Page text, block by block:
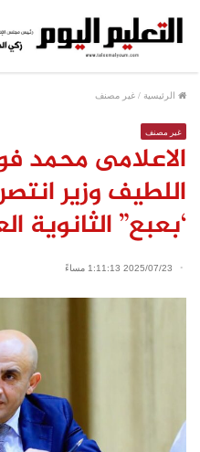
الرئيسية / غير مصنف
غير مصنف
الاعلامى محمد
اللطيف وزير
‘بعبع” الثانوية
2025/07/23 1:11:13 مساءً